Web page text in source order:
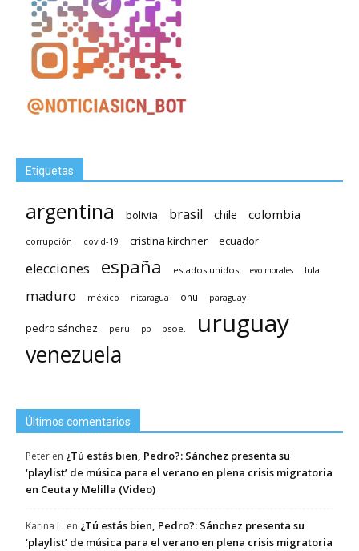
Etiquetas
argentina bolivia brasil chile colombia
corrupción covid-19 cristina kirchner ecuador
elecciones españa estados unidos evo morales lula
maduro méxico nicaragua onu paraguay
pedro sánchez perú pp psoe. uruguay
venezuela
Últimos comentarios
Peter en ¿Tú estás bien, Pedro?: Sánchez presenta su
‘playlist’ de música para el verano en plena crisis migratoria
en Ceuta y Melilla (Video)
Karina L. en ¿Tú estás bien, Pedro?: Sánchez presenta su
‘playlist’ de música para el verano en plena crisis migratoria